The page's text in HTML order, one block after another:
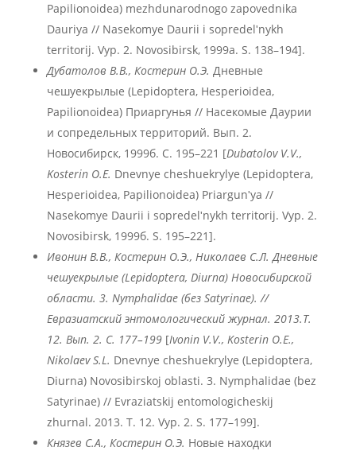
Papilionoidea) mezhdunarodnogo zapovednika
Dauriya // Nasekomye Daurii i sopredelʹnykh
territorij. Vyp. 2. Novosibirsk, 1999а. S. 138–194].
Дубатолов В.В., Костерин О.Э. Дневные
чешуекрылые (Lepidoptera, Hesperioidea,
Papilionoidea) Приаргунья // Насекомые Даурии
и сопредельных территорий. Вып. 2.
Новосибирск, 1999б. С. 195–221 [Dubatolov V.V.,
Kosterin O.E. Dnevnye cheshuekrylye (Lepidoptera,
Hesperioidea, Papilionoidea) Priargunʹya //
Nasekomye Daurii i sopredelʹnykh territorij. Vyp. 2.
Novosibirsk, 1999б. S. 195–221].
Ивонин В.В., Костерин О.Э., Николаев С.Л. Дневные
чешуекрылые (Lepidoptera, Diurna) Новосибирской
области. 3. Nymphalidae (без Satyrinae). //
Евразиатский энтомологический журнал. 2013.Т.
12. Вып. 2. С. 177–199[Ivonin V.V., Kosterin O.E.,
Nikolaev S.L. Dnevnye cheshuekrylye (Lepidoptera,
Diurna) Novosibirskoj oblasti. 3. Nymphalidae (bez
Satyrinae) // Evraziatskij entomologicheskij
zhurnal. 2013. T. 12. Vyp. 2. S. 177–199].
Князев С.А., Костерин О.Э. Новые находки